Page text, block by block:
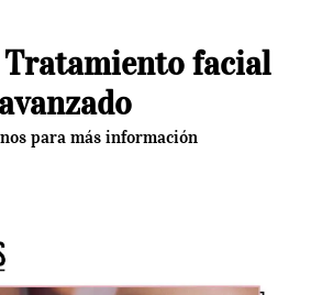
facial
avanzado
para más información